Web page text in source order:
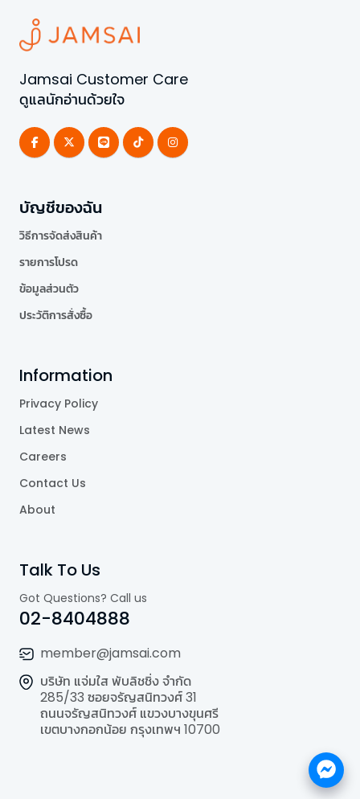
Jamsai Customer Care
ดูแลนักอ่านด้วยใจ
บัญชีของฉัน
วิธีการจัดส่งสินค้า
รายการโปรด
ข้อมูลส่วนตัว
ประวัติการสั่งซื้อ
Information
Privacy Policy
Latest News
Careers
Contact Us
About
Talk To Us
Got Questions? Call us
02-8404888
member@jamsai.com
บริษัท แจ่มใส พับลิชชิ่ง จำกัด
285/33 ซอยจรัญสนิทวงศ์ 31
ถนนจรัญสนิทวงศ์ แขวงบางขุนศรี
เขตบางกอกน้อย กรุงเทพฯ 10700